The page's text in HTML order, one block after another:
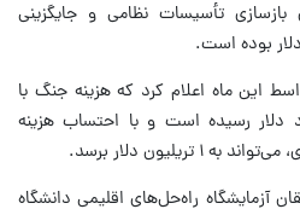
تأسیسات نظامی و جایگزینی
این ماه اعلام کرد که هزینه جنگ با
زمان به ۲۹ میلیارد دلار رسیده است و با احتساب هزینه
دلار برسد.
آزمایشگاه راه‌حل‌های اقلیمی دانشگاه